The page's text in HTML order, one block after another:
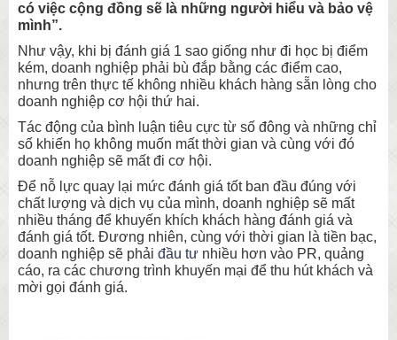
có việc cộng đồng sẽ là những người hiểu và bảo vệ
mình”.
Như vậy, khi bị đánh giá 1 sao giống như đi học bị điểm
kém, doanh nghiệp phải bù đắp bằng các điểm cao,
nhưng trên thực tế không nhiều khách hàng sẵn lòng cho
doanh nghiệp cơ hội thứ hai.
Tác động của bình luận tiêu cực từ số đông và những chỉ
số khiến họ không muốn mất thời gian và cùng với đó
doanh nghiệp sẽ mất đi cơ hội.
Để nỗ lực quay lại mức đánh giá tốt ban đầu đúng với
chất lượng và dịch vụ của mình, doanh nghiệp sẽ mất
nhiều tháng để khuyến khích khách hàng đánh giá và
đánh giá tốt. Đương nhiên, cùng với thời gian là tiền bạc,
doanh nghiệp sẽ phải đầu tư nhiều hơn vào PR, quảng
cáo, ra các chương trình khuyến mại để thu hút khách và
mời gọi đánh giá.